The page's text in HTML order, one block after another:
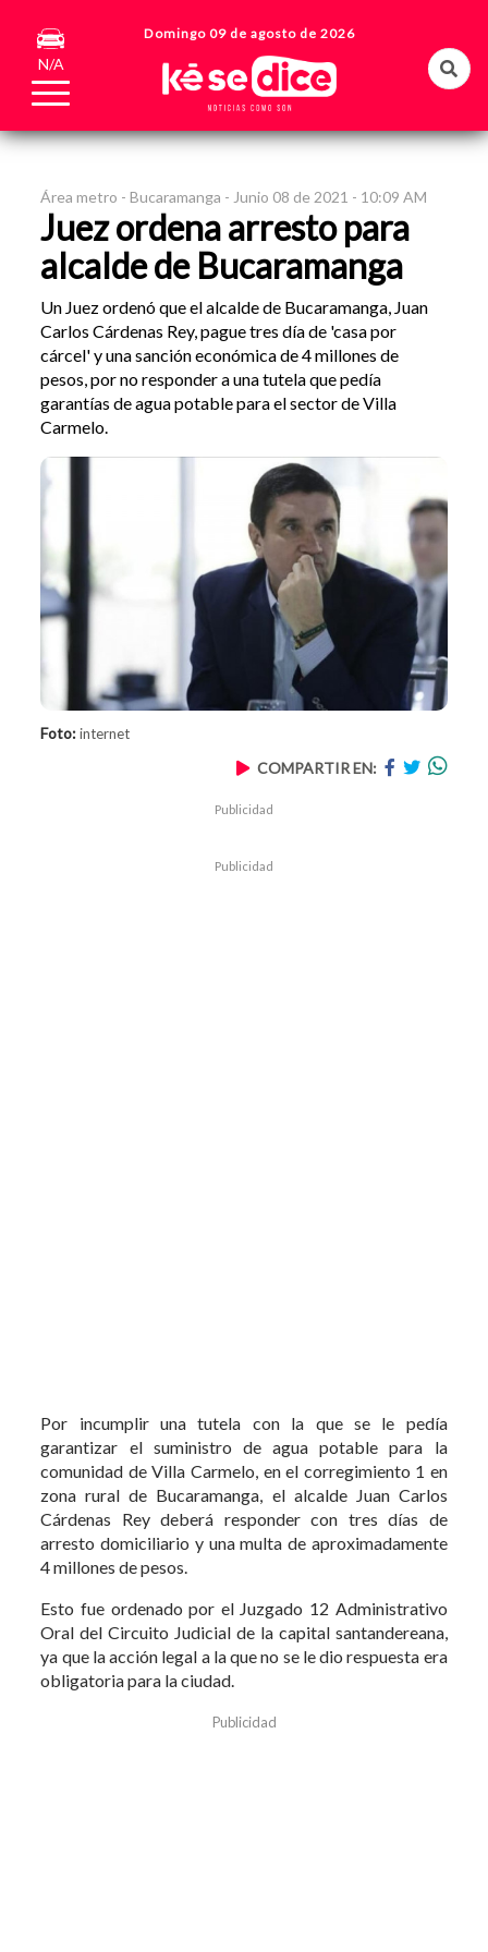
N/A
Domingo 09 de agosto de 2026
Área metro -Bucaramanga - Junio 08 de 2021 - 10:09 AM
Juez ordena arresto para
alcalde de Bucaramanga
Un Juez ordenó que el alcalde de Bucaramanga, Juan
Carlos Cárdenas Rey, pague tres día de 'casa por
cárcel' y una sanción económica de 4 millones de
pesos, por no responder a una tutela que pedía
garantías de agua potable para el sector de Villa
Carmelo.
Foto:internet
COMPARTIR EN:
Publicidad
Publicidad
Por incumplir una tutela con la que se le pedía
garantizar el suministro de agua potable para la
comunidad de Villa Carmelo, en el corregimiento 1 en
zona rural de Bucaramanga, el alcalde Juan Carlos
Cárdenas Rey deberá responder con tres días de
arresto domiciliario y una multa de aproximadamente
4 millones de pesos.
Esto fue ordenado por el Juzgado 12 Administrativo
Oral del Circuito Judicial de la capital santandereana,
ya que la acción legal a la que no se le dio respuesta era
obligatoria para la ciudad.
Publicidad